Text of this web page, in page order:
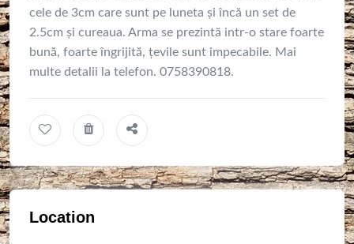
cele de 3cm care sunt pe luneta și încă un set de
2.5cm și cureaua. Arma se prezintă intr-o stare foarte
bună, foarte îngrijită, țevile sunt impecabile. Mai
multe detalii la telefon. 0758390818.
Location